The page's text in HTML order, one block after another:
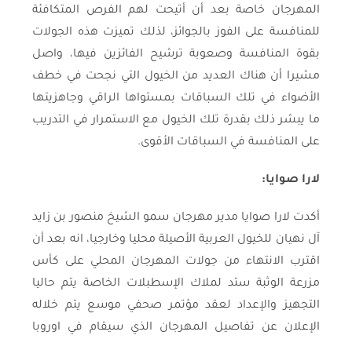
المهرجان خاصة بعد أن أتيحت لهم الفرص المتكافئة
للمنافسة على الفوز بالجوائز، لذلك تميزت هذه الجولات
بقوة المنافسة وصعوبة ترشيح الفائزين فيها، واصل
مشيرا أن هناك العديد من الخيول التي نجحت في خطف
الأضواء في تلك السباقات بمستواها الراقي وجاهزيتها
ما يبشر ذلك بقدرة تلك الخيول مع الاستمرار في التدريب
على المنافسة في السباقات الأقوى.
لارا صوايا:
أكدت لارا صوايا مدير مهرجان سمو الشيخ منصور بن زايد
آل نهيان للخيول العربية الأصيلة محليا وخارجيا، انه بعد أن
اقترب الانتهاء من جولات المهرجان المحلي على كأس
مزرعة الوثبة ستد لملاك الإسطبلات الخاصة يتم حاليا
التجهيز والإعداد لعقد مؤتمر صحفي موسع يتم خلاله
الإعلان عن تفاصيل المهرجان الذي سيقام في اوروبا